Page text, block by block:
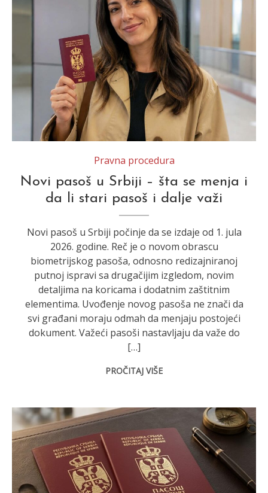
Pravna procedura
Novi pasoš u Srbiji – šta se menja i
da li stari pasoš i dalje važi
Novi pasoš u Srbiji počinje da se izdaje od 1. jula
2026. godine. Reč je o novom obrascu
biometrijskog pasoša, odnosno redizajniranoj
putnoj ispravi sa drugačijim izgledom, novim
detaljima na koricama i dodatnim zaštitnim
elementima. Uvođenje novog pasoša ne znači da
svi građani moraju odmah da menjaju postojeći
dokument. Važeći pasoši nastavljaju da važe do
[…]
PROČITAJ VIŠE